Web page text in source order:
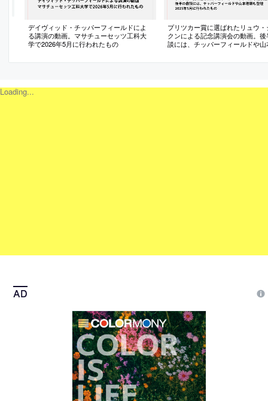
デイヴィッド・チッパーフィールドによ
る講演の動画。マサチューセッツ工科大
学で2026年5月に行われたもの
プリツカー賞に選ばれたリュウ・
クンによる記念講演会の動画。後
談には、チッパーフィールドや山
Loading...